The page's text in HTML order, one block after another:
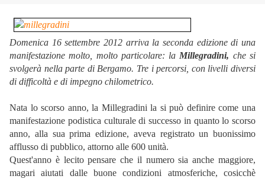
Domenica 16 settembre 2012 arriva la seconda edizione di una
manifestazione molto, molto particolare: la Millegradini, che si
svolgerà nella parte di Bergamo. Tre i percorsi, con livelli diversi
di difficoltà e di impegno chilometrico.
Nata lo scorso anno, la Millegradini la si può definire come una
manifestazione podistica culturale di successo in quanto lo scorso
anno, alla sua prima edizione, aveva registrato un buonissimo
afflusso di pubblico, attorno alle 600 unità.
Quest'anno è lecito pensare che il numero sia anche maggiore,
magari aiutati dalle buone condizioni atmosferiche, cosicchè